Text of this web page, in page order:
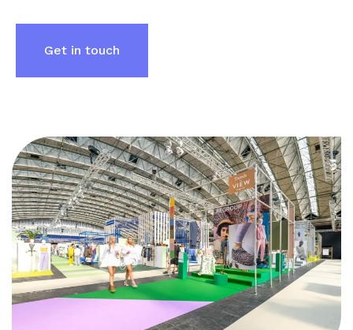
Get in touch